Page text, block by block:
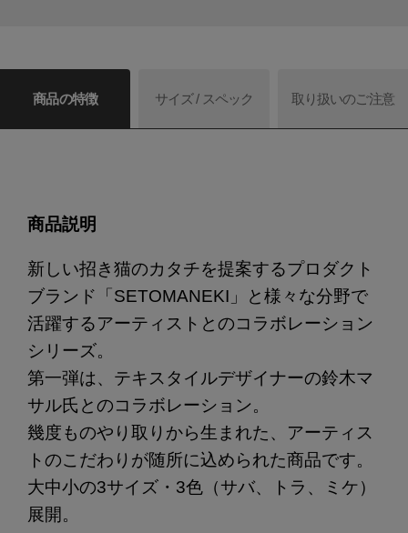
商品の特徴 サイズ / スペック 取り扱いのご注意
商品説明
新しい招き猫のカタチを提案するプロダクト
ブランド「SETOMANEKI」と様々な分野で
活躍するアーティストとのコラボレーション
シリーズ。
第一弾は、テキスタイルデザイナーの鈴木マ
サル氏とのコラボレーション。
幾度ものやり取りから生まれた、アーティス
トのこだわりが随所に込められた商品です。
大中小の3サイズ・3色（サバ、トラ、ミケ）
展開。